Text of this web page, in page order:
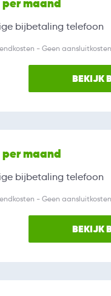
maand
bijbetaling telefoon
- Geen
BEKIJK
maand
bijbetaling telefoon
- Geen
BEKIJK